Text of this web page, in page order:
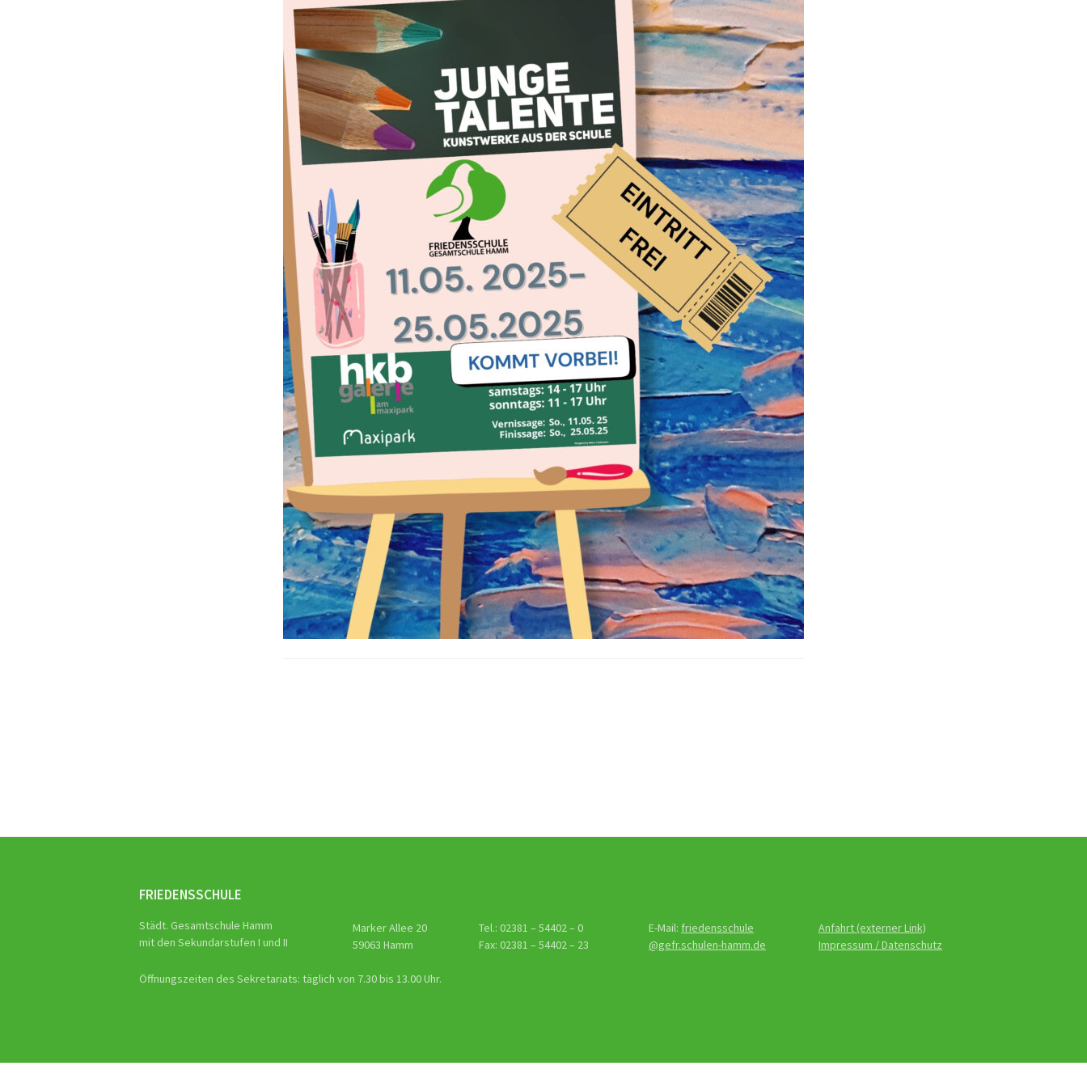
FRIEDENSSCHULE
Städt. Gesamtschule Hamm
mit den Sekundarstufen I und II
Marker Allee 20
59063 Hamm
Tel.: 02381 – 54402 – 0
Fax: 02381 – 54402 – 23
E-Mail: friedensschule
@gefr.schulen-hamm.de
Anfahrt (externer Link)
Impressum / Datenschutz
Öffnungszeiten des Sekretariats: täglich von 7.30 bis 13.00 Uhr.